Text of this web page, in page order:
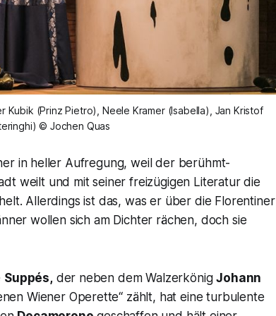
(Prinz Pietro), Neele Kramer (Isabella), Jan Kristof
© Jochen Quas
in heller Aufregung, weil der berühmt-
weilt und mit seiner freizügigen Literatur die
Allerdings ist das, was er über die Florentiner
wollen sich am Dichter rächen, doch sie
Suppés,der neben dem WalzerkönigJohann
Wiener Operette“ zählt, hat eine turbulente